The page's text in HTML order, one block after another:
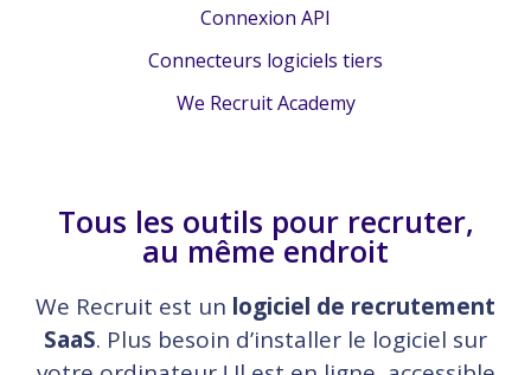
Connexion API
Connecteurs logiciels tiers
We Recruit Academy
Tous les outils pour recruter,
au même endroit
We Recruit est un logiciel de recrutement
SaaS. Plus besoin d’installer le logiciel sur